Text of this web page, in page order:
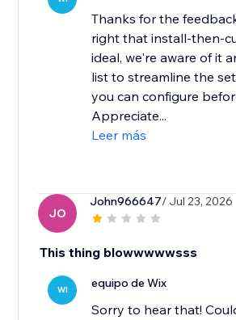
Thanks for the
right that install-then-
ideal, we're aware of it
list to streamline the
you can configure
Appreciate...
Leer más
JO
John966647/ Jul 23, 2026
This thing blowwwwwsss
WI equipo de Wix
Sorry to hear that!